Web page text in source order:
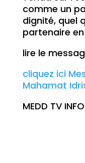
comme un
dignité, quel
partenaire
lire le
cliquez ici
Mahamat
MEDD TV